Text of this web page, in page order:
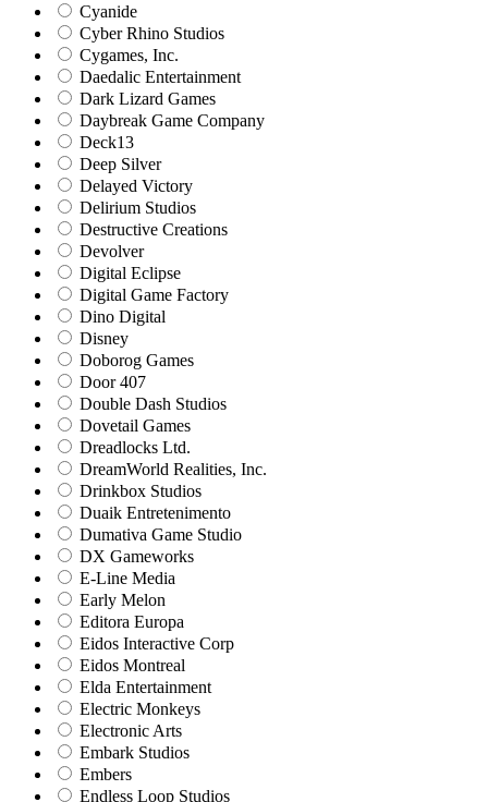
Cyanide
Cyber Rhino Studios
Cygames, Inc.
Daedalic Entertainment
Dark Lizard Games
Daybreak Game Company
Deck13
Deep Silver
Delayed Victory
Delirium Studios
Destructive Creations
Devolver
Digital Eclipse
Digital Game Factory
Dino Digital
Disney
Doborog Games
Door 407
Double Dash Studios
Dovetail Games
Dreadlocks Ltd.
DreamWorld Realities, Inc.
Drinkbox Studios
Duaik Entretenimento
Dumativa Game Studio
DX Gameworks
E-Line Media
Early Melon
Editora Europa
Eidos Interactive Corp
Eidos Montreal
Elda Entertainment
Electric Monkeys
Electronic Arts
Embark Studios
Embers
Endless Loop Studios